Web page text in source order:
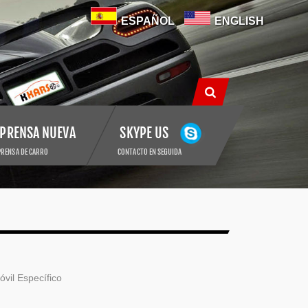
ESPAÑOL ENGLISH
PRENSA NUEVA
DE CARRO
SKYPE US
CONTACTO EN SEGUIDA
Específico